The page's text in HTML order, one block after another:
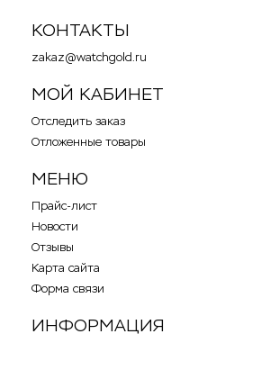
КОНТАКТЫ
zakaz@watchgold.ru
МОЙ КАБИНЕТ
Отследить заказ
Отложенные товары
МЕНЮ
Прайс-лист
Новости
Отзывы
Карта сайта
Форма связи
ИНФОРМАЦИЯ